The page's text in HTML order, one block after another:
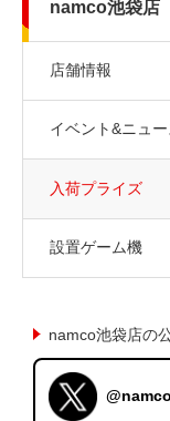
namco池袋店
店舗情報
イベント&ニュー
入荷プライズ
設置ゲーム機
namco池袋店の